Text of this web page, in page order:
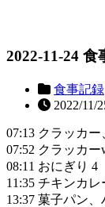
2022-11-24 食
食事記録
2022/11/
07:13 クラッカ
07:52 クラッカ
08:11 おにぎり 4
11:35 チキンカレ
13:37 菓子パン